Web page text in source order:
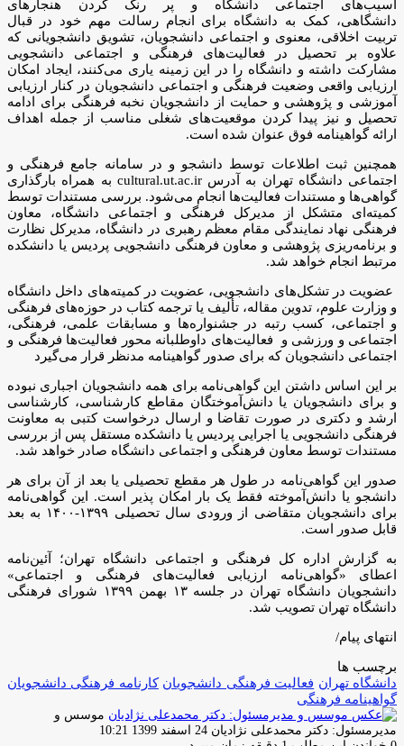
آسیب‌های اجتماعی دانشگاه و پر رنگ کردن هنجارهای
دانشگاهی، کمک به دانشگاه برای انجام رسالت مهم خود در قبال
تربیت اخلاقی، معنوی و اجتماعی دانشجویان، تشویق دانشجویانی که
علاوه بر تحصیل در فعالیت‌های فرهنگی و اجتماعی دانشجویی
مشارکت داشته و دانشگاه را در این زمینه یاری می‌کنند، ایجاد امکان
ارزیابی واقعی وضعیت فرهنگی و اجتماعی دانشجویان در کنار ارزیابی
آموزشی و پژوهشی و حمایت از دانشجویان نخبه فرهنگی برای ادامه
تحصیل و نیز پیدا کردن موقعیت‌های شغلی مناسب از جمله اهداف
ارائه گواهینامه فوق عنوان شده است.
همچنین ثبت اطلاعات توسط دانشجو و در سامانه جامع فرهنگی و
اجتماعی دانشگاه تهران به آدرس cultural.ut.ac.ir به همراه بارگذاری
گواهی‌ها و مستندات فعالیت‌ها انجام می‌شود. بررسی مستندات توسط
کمیته‌ای متشکل از مدیرکل فرهنگی و اجتماعی دانشگاه، معاون
فرهنگی نهاد نمایندگی مقام معظم رهبری در دانشگاه، مدیرکل نظارت
و برنامه‌ریزی پژوهشی و معاون فرهنگی دانشجویی پردیس یا دانشکده
مرتبط انجام خواهد شد.
عضویت در تشکل‌های دانشجویی، عضویت در کمیته‌های داخل دانشگاه
و وزارت علوم، تدوین مقاله، تألیف یا ترجمه کتاب در حوزه‌های فرهنگی
و اجتماعی، کسب رتبه در جشنواره‌ها و مسابقات علمی، فرهنگی،
اجتماعی و ورزشی و فعالیت‌های داوطلبانه محور فعالیت‌ها فرهنگی و
اجتماعی دانشجویان که برای صدور گواهینامه مدنظر قرار می‌گیرد
بر این اساس داشتن این گواهی‌نامه برای همه دانشجویان اجباری نبوده
و برای دانشجویان یا دانش‌آموختگان مقاطع کارشناسی، کارشناسی
ارشد و دکتری در صورت تقاضا و ارسال درخواست کتبی به معاونت
فرهنگی دانشجویی یا اجرایی پردیس یا دانشکده مستقل پس از بررسی
مستندات توسط معاون فرهنگی و اجتماعی دانشگاه صادر خواهد شد.
صدور این گواهی‌نامه در طول هر مقطع تحصیلی یا بعد از آن برای هر
دانشجو یا دانش‌آموخته فقط یک بار امکان پذیر است. این گواهی‌نامه
برای دانشجویان متقاضی از ورودی سال تحصیلی ۱۳۹۹-۱۴۰۰ به بعد
قابل صدور است.
به گزارش اداره کل فرهنگی و اجتماعی دانشگاه تهران؛ آئین‌نامه
اعطای «گواهی‌نامه ارزیابی فعالیت‌های فرهنگی و اجتماعی»
دانشجویان دانشگاه تهران در جلسه ۱۳ بهمن ۱۳۹۹ شورای فرهنگی
دانشگاه تهران تصویب شد.
انتهای پیام/
برچسب ها
دانشگاه تهران فعالیت فرهنگی دانشجویان کارنامه فرهنگی دانشجویان
گواهینامه فرهنگی
موسس و
مدیرمسئول: دکتر محمدعلی نژادیان ارسال
24 اسفند 1399 10:21